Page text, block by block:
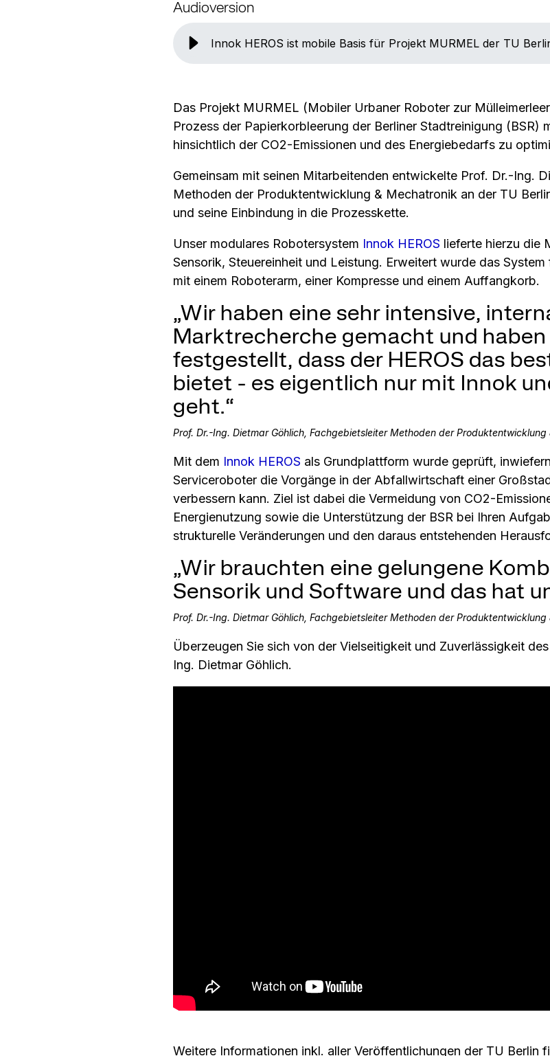
Audioversion
Innok HEROS ist mobile Basis für Projekt MURMEL der TU
Das Projekt MURMEL (Mobiler Urbaner Roboter zur
Prozess der Papierkorbleerung der Berliner Stadtreinigung (BSR)
hinsichtlich der CO2-Emissionen und des Energiebedarfs zu
Gemeinsam mit seinen Mitarbeitenden entwickelte Prof. Dr.-Ing.
Methoden der Produktentwicklung & Mechatronik an der TU
und seine Einbindung in die Prozesskette.
Unser modulares Robotersystem Innok HEROS lieferte hierzu die
Sensorik, Steuereinheit und Leistung. Erweitert wurde das
mit einem Roboterarm, einer Kompresse und einem Auffangkorb.
„Wir haben eine sehr intensive,
Marktrecherche gemacht und haben
festgestellt, dass der HEROS das
bietet - es eigentlich nur mit Innok
geht.“
Prof. Dr.-Ing. Dietmar Göhlich, Fachgebietsleiter Methoden der Produktentwicklung
Mit dem Innok HEROS als Grundplattform wurde geprüft,
Serviceroboter die Vorgänge in der Abfallwirtschaft einer
verbessern kann. Ziel ist dabei die Vermeidung von CO2-
Energienutzung sowie die Unterstützung der BSR bei Ihren
strukturelle Veränderungen und den daraus entstehenden
„Wir brauchten eine gelungene
Sensorik und Software und das hat
Prof. Dr.-Ing. Dietmar Göhlich, Fachgebietsleiter Methoden der Produktentwicklung
Überzeugen Sie sich von der Vielseitigkeit und Zuverlässigkeit
Ing. Dietmar Göhlich.
Weitere Informationen inkl. aller Veröffentlichungen der TU Berlin